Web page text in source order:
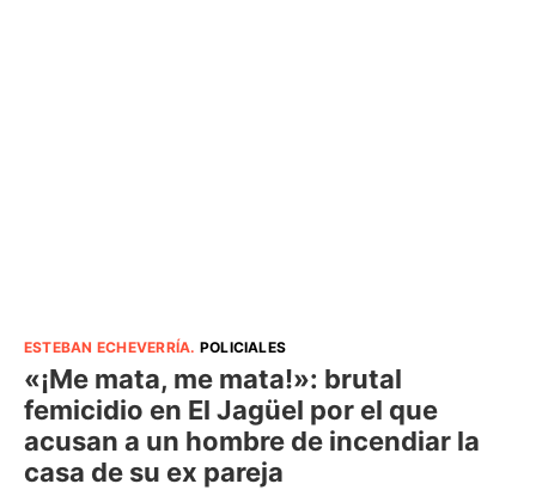
ESTEBAN ECHEVERRÍA. POLICIALES
«¡Me mata, me mata!»: brutal
femicidio en El Jagüel por el que
acusan a un hombre de incendiar la
casa de su ex pareja